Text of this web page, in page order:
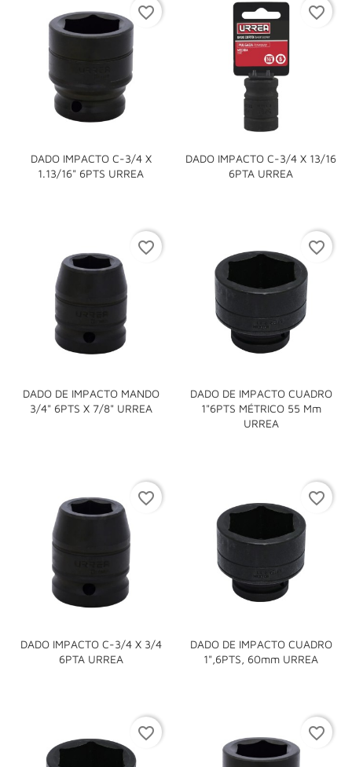
DADO IMPACTO C-3/4 X
1.13/16" 6PTS URREA
favorite_border
DADO IMPACTO C-3/4 X 13/16
6PTA URREA
favorite_border
DADO DE IMPACTO MANDO
3/4" 6PTS X 7/8" URREA
favorite_border
DADO DE IMPACTO CUADRO
1"6PTS MÉTRICO 55 Mm
URREA
favorite_border
DADO IMPACTO C-3/4 X 3/4
6PTA URREA
favorite_border
DADO DE IMPACTO CUADRO
1",6PTS, 60mm URREA
favorite_border
favorite_border favorite_border